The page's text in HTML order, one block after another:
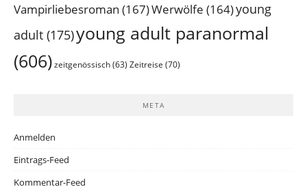
Vampirliebesroman (167)Werwölfe (164)young
adult (175)young adult paranormal
(606) zeitgenössisch (63) Zeitreise (70)
META
Anmelden
Eintrags-Feed
Kommentar-Feed